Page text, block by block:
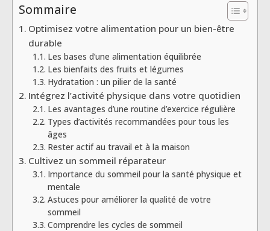
Sommaire
Optimisez votre alimentation pour un bien-être
durable
Les bases d’une alimentation équilibrée
Les bienfaits des fruits et légumes
Hydratation : un pilier de la santé
Intégrez l’activité physique dans votre quotidien
Les avantages d’une routine d’exercice régulière
Types d’activités recommandées pour tous les
âges
Rester actif au travail et à la maison
Cultivez un sommeil réparateur
Importance du sommeil pour la santé physique et
mentale
Astuces pour améliorer la qualité de votre
sommeil
Comprendre les cycles de sommeil